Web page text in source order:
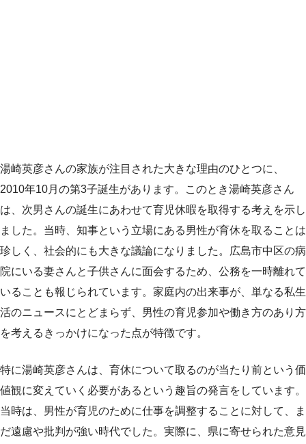
湯崎英彦さんの家族が注目された大きな理由のひとつに、
2010年10月の第3子誕生があります。このとき湯崎英彦さん
は、次男さんの誕生にあわせて育児休暇を取得する考えを示し
ました。当時、知事という立場にある男性が育休を取ることは
珍しく、社会的にも大きな議論になりました。広島市中区の病
院にいる妻さんと子供さんに面会するため、公務を一時離れて
いることも報じられています。家庭内の出来事が、単なる私生
活のニュースにとどまらず、男性の育児参加や働き方のあり方
を考えるきっかけになった点が特徴です。
特に湯崎英彦さんは、育休について取るのが当たり前という価
値観に変えていく必要があるという趣旨の発言をしています。
当時は、男性が育児のために仕事を調整することに対して、ま
だ遠慮や批判が強い時代でした。実際に、県に寄せられた意見